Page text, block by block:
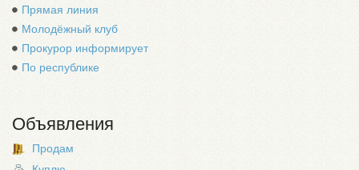
Прямая линия
Молодёжный клуб
Прокурор информирует
По республике
Объявления
Продам